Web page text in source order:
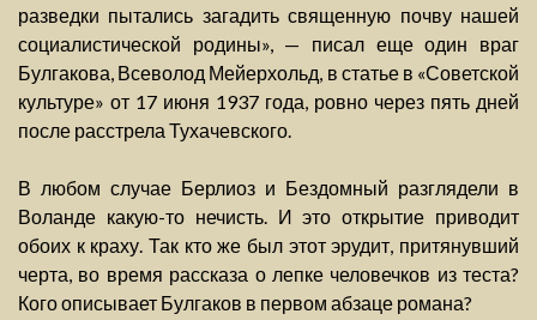
разведки пытались загадить священную почву нашей
социалистической родины», — писал еще один враг
Булгакова, Всеволод Мейерхольд, в статье в «Советской
культуре» от 17 июня 1937 года, ровно через пять дней
после расстрела Тухачевского.
В любом случае Берлиоз и Бездомный разглядели в
Воланде какую-то нечисть. И это открытие приводит
обоих к краху. Так кто же был этот эрудит, притянувший
черта, во время рассказа о лепке человечков из теста?
Кого описывает Булгаков в первом абзаце романа?